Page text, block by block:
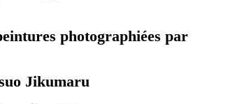
photographiées par